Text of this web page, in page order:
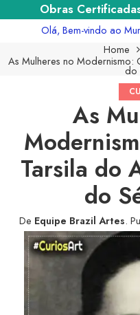
Obras
Olá, Bem-vindo ao
Home
As Mulheres no Modernismo:
do
As
Tarsila do
do
De Equipe Brazil Artes.